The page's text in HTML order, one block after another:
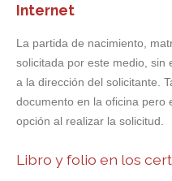
Internet
La partida de nacimiento,
solicitada por este medio, sin
a la dirección del solicitante.
documento en la oficina pero
opción al realizar la solicitud.
Libro y folio en los